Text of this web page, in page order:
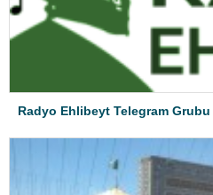
Radyo Ehlibeyt Telegram Grubu